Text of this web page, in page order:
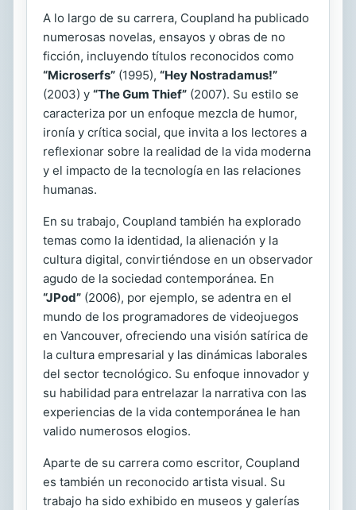
A lo largo de su carrera, Coupland ha publicado
numerosas novelas, ensayos y obras de no
ficción, incluyendo títulos reconocidos como
“Microserfs” (1995), “Hey Nostradamus!”
(2003) y “The Gum Thief” (2007). Su estilo se
caracteriza por un enfoque mezcla de humor,
ironía y crítica social, que invita a los lectores a
reflexionar sobre la realidad de la vida moderna
y el impacto de la tecnología en las relaciones
humanas.
En su trabajo, Coupland también ha explorado
temas como la identidad, la alienación y la
cultura digital, convirtiéndose en un observador
agudo de la sociedad contemporánea. En
“JPod” (2006), por ejemplo, se adentra en el
mundo de los programadores de videojuegos
en Vancouver, ofreciendo una visión satírica de
la cultura empresarial y las dinámicas laborales
del sector tecnológico. Su enfoque innovador y
su habilidad para entrelazar la narrativa con las
experiencias de la vida contemporánea le han
valido numerosos elogios.
Aparte de su carrera como escritor, Coupland
es también un reconocido artista visual. Su
trabajo ha sido exhibido en museos y galerías